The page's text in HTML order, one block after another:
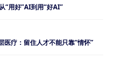
“用好”AI到用“好AI”
医疗：留住人才不能只靠“情怀”